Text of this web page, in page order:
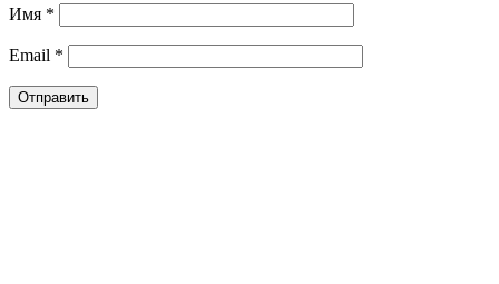
Имя *
Email *